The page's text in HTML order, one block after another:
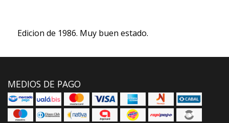
Edicion de 1986. Muy buen estado.
MEDIOS DE PAGO